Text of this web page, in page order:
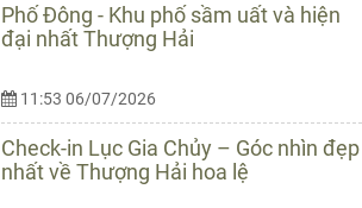
Phố Đông - Khu phố sầm uất và hiện
đại nhất Thượng Hải
11:53 06/07/2026
Check-in Lục Gia Chủy – Góc nhìn đẹp
nhất về Thượng Hải hoa lệ